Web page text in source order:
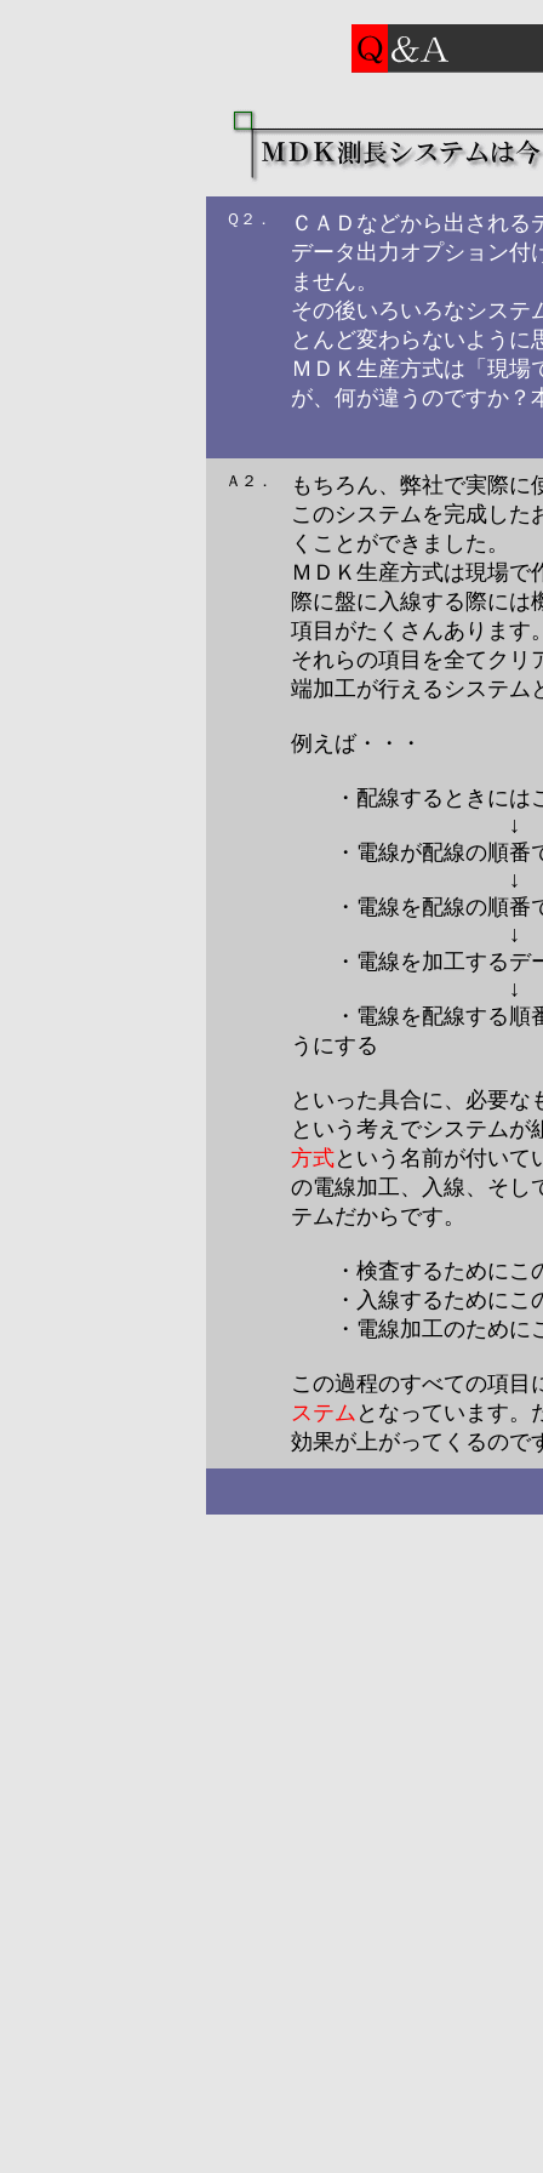
Ｑ２．
ＣＡＤなどから出され
データ出力オプション付
ません。
その後いろいろなシステ
とんど変わらないように
ＭＤＫ生産方式は「現場
が、何が違うのですか？
Ａ２．
もちろん、弊社で実際に
このシステムを完成した
くことができました。
ＭＤＫ生産方式は現場で
際に盤に入線する際には
項目がたくさんあります
それらの項目を全てクリ
端加工が行えるシステム
例えば・・・
・配線するときには
↓
・電線が配線の順番
↓
・電線を配線の順番
↓
・電線を加工するデ
↓
・電線を配線する順番
うにする
といった具合に、必要な
という考えでシステムが
方式という名前が付いて
の電線加工、入線、そし
テムだからです。
・検査するためにこ
・入線するためにこ
・電線加工のために
この過程のすべての項目
ステム となっています。
効果が上がってくるので